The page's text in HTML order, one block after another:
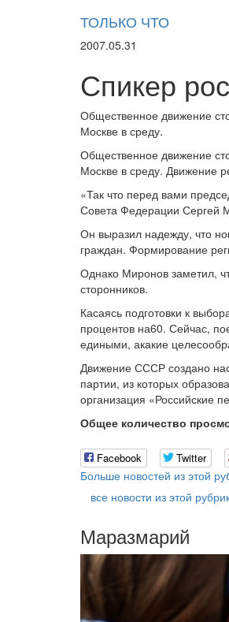
ТОЛЬКО ЧТО
2007.05.31
Спикер
Общественное движение
Москве в среду.
Общественное движение
Москве в среду. Движение
«Так что перед вами
Совета Федерации Сергей
Он выразил надежду, что
граждан. Формирование
Однако Миронов заметил,
сторонников.
Касаясь подготовки к
процентов на60. Сейчас,
едиными, акакие
Движение СССР создано
партии, из которых
организация «Российские
Общее количество
Facebook Twitter
Больше новостей из этой
все новости из этой
Маразмарий